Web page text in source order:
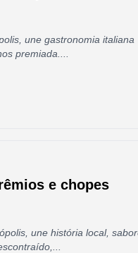
une gastronomia italiana
premiada....
e chopes
une história local,